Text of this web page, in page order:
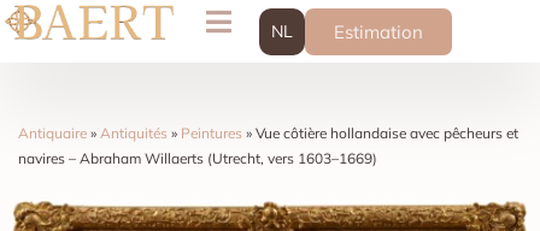
NL Estimation
Antiquaire » Antiquités » Peintures » Vue côtière hollandaise avec pêcheurs et
navires – Abraham Willaerts (Utrecht, vers 1603–1669)